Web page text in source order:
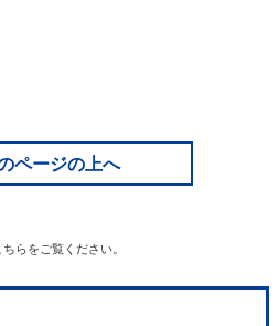
ページの上へ
らをご覧ください。